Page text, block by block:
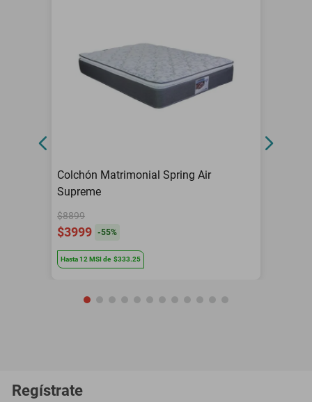
Colchón Matrimonial Spring Air
Supreme
$8899
$3999 -55%
Hasta12 MSIde $333.25
Regístrate